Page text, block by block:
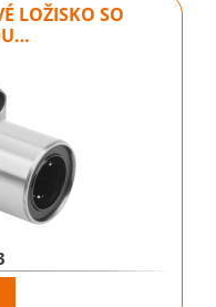
LOŽISKO SO